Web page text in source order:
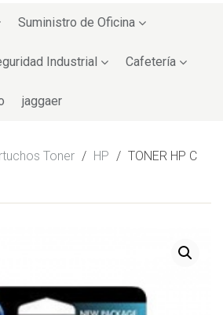
Suministro de Oficina
Industrial Cafetería
jaggaer
Toner / HP / TONER HP C